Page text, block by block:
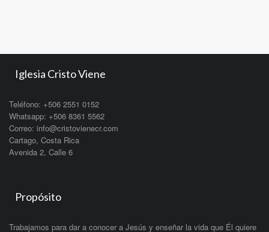
Iglesia Cristo Viene
Teléfono: +506 2551 0152
Whatsapp: +506 8361 5562
Correo: info@cristovienecr.com
Cartago, Costa Rica
Avenida 2, Calle 6
Propósito
Trabajamos para dar a conocer a Jesús y enseñar la vida que Él quiere